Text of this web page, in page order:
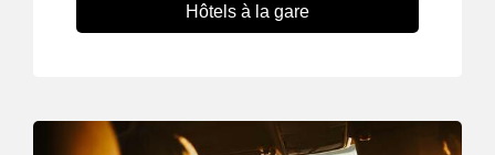
Hôtels à la gare